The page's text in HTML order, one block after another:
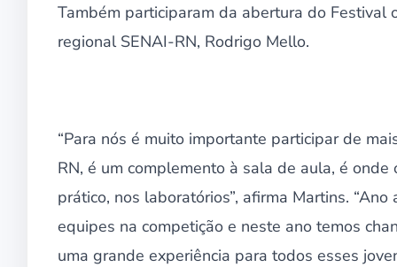
Também participaram da abertura do Festival
regional SENAI-RN, Rodrigo Mello.
“Para nós é muito importante participar de
RN, é um complemento à sala de aula, é
prático, nos laboratórios”, afirma Martins.
equipes na competição e neste ano temos
uma grande experiência para todos esses